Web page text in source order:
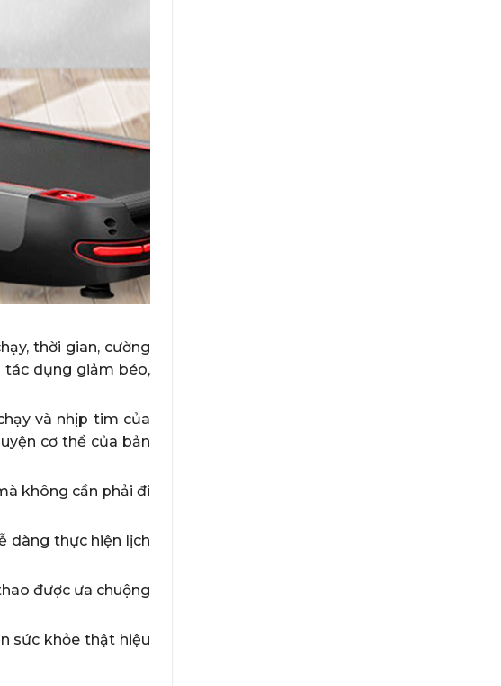
thời gian, cường
tác dụng giảm béo,
và nhịp tim của
cơ thể của bản
không cần phải đi
dàng thực hiện lịch
được ưa chuộng
sức khỏe thật hiệu